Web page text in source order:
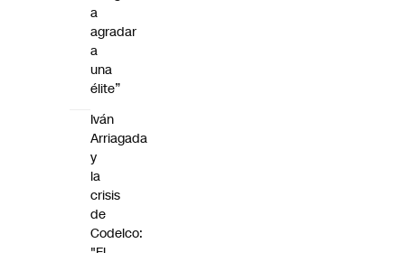
a
agradar
a
una
élite”
Iván
Arriagada
y
la
crisis
de
Codelco: